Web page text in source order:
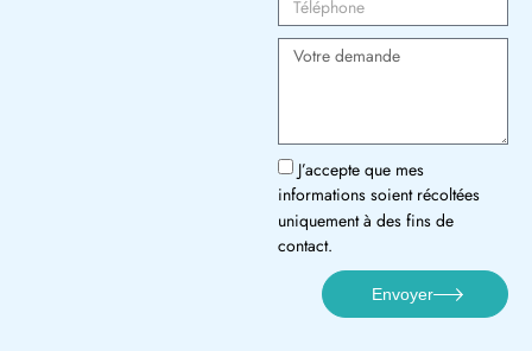
J’accepte que mes
informations soient récoltées
uniquement à des fins de
contact.
Envoyer